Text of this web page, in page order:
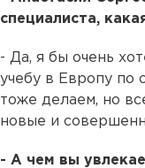
специалиста,
- Да, я бы очень
учебу в Европу по
тоже делаем, но
новые и
- А чем вы